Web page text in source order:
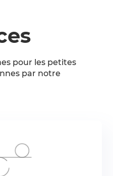
pour les petites
par notre